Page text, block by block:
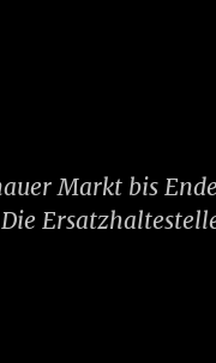
Markt bis Ende